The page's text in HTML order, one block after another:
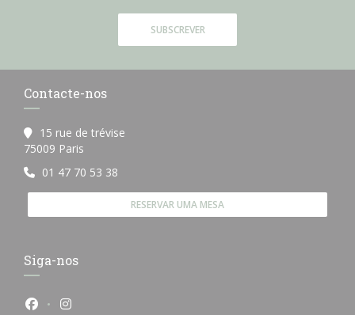
SUBSCREVER
Contacte-nos
15 rue de trévise
75009 Paris
01 47 70 53 38
RESERVAR UMA MESA
Siga-nos